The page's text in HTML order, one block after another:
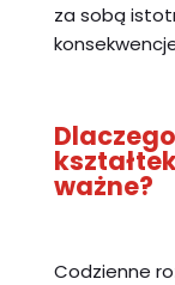
za sobą
ważne?
Codzienne